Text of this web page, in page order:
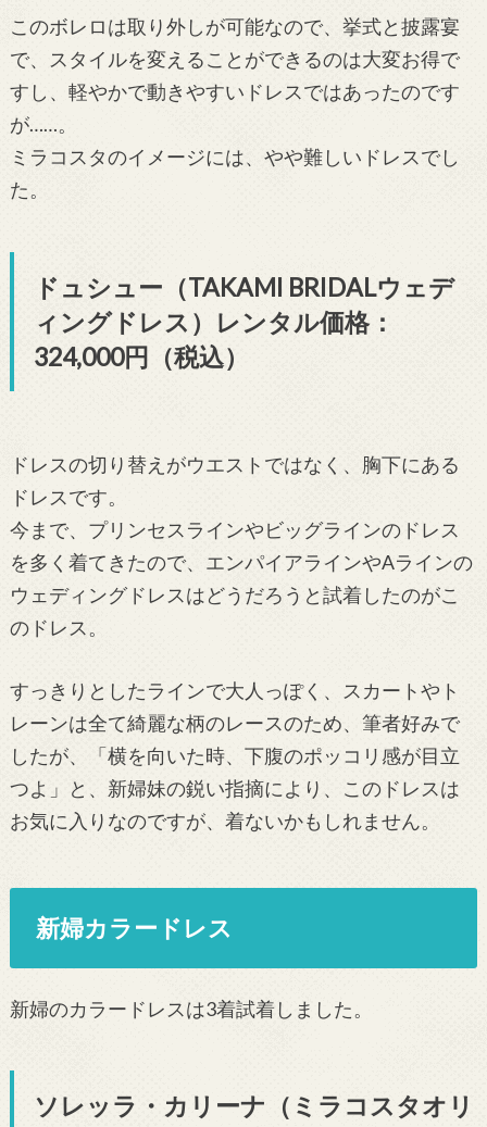
このボレロは取り外しが可能なので、挙式と披露宴
で、スタイルを変えることができるのは大変お得で
すし、軽やかで動きやすいドレスではあったのです
が……。
ミラコスタのイメージには、やや難しいドレスでし
た。
ドュシュー（TAKAMI BRIDALウェデ
ィングドレス）レンタル価格：
324,000円（税込）
ドレスの切り替えがウエストではなく、胸下にある
ドレスです。
今まで、プリンセスラインやビッグラインのドレス
を多く着てきたので、エンパイアラインやAラインの
ウェディングドレスはどうだろうと試着したのがこ
のドレス。
すっきりとしたラインで大人っぽく、スカートやト
レーンは全て綺麗な柄のレースのため、筆者好みで
したが、「横を向いた時、下腹のポッコリ感が目立
つよ」と、新婦妹の鋭い指摘により、このドレスは
お気に入りなのですが、着ないかもしれません。
新婦カラードレス
新婦のカラードレスは3着試着しました。
ソレッラ・カリーナ（ミラコスタオリ